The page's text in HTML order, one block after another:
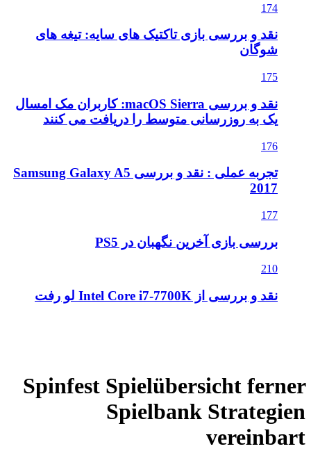
174
نقد و بررسی بازی تاکتیک های سایه: تیغه های
شوگان
175
نقد و بررسی macOS Sierra: کاربران مک امسال
یک به روزرسانی متوسط را دریافت می کنند
176
تجربه عملی : نقد و بررسی Samsung Galaxy A5
2017
177
بررسی بازی آخرین نگهبان در PS5
210
نقد و بررسی از Intel Core i7-7700K لو رفت
Spinfest Spielübersicht ferner
Spielbank Strategien
vereinbart